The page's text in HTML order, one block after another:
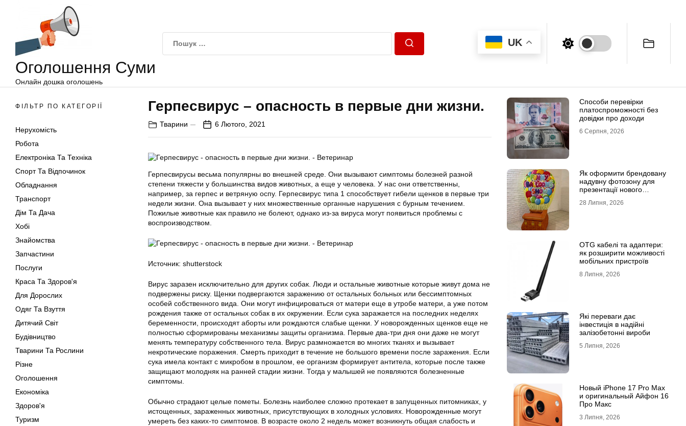
Оголошення Суми
Онлайн дошка оголошень
UK
ФІЛЬТР ПО КАТЕГОРІЇ
Нерухомість
Робота
Електроніка Та Техніка
Спорт Та Відпочинок
Обладнання
Транспорт
Дім Та Дача
Хобі
Знайомства
Запчастини
Послуги
Краса Та Здоров'я
Для Дорослих
Одяг Та Взуття
Дитячий Світ
Будівництво
Тварини Та Рослини
Різне
Оголошення
Економіка
Здоров'я
Туризм
Герпесвирус – опасность в первые дни жизни.
Тварини 6 Лютого, 2021
Герпесвирусы весьма популярны во внешней среде. Они вызывают симптомы болезней разной
степени тяжести у большинства видов животных, а еще у человека. У нас они ответственны,
например, за герпес и ветряную оспу. Герпесвирус типа 1 способствует гибели щенков в первые три
недели жизни. Она вызывает у них множественные органные нарушения с бурным течением.
Пожилые животные как правило не болеют, однако из-за вируса могут появиться проблемы с
воспроизводством.
Источник: shutterstock
Вирус заразен исключительно для других собак. Люди и остальные животные которые живут дома не
подвержены риску. Щенки подвергаются заражению от остальных больных или бессимптомных
особей собственного вида. Они могут инфицироваться от матери еще в утробе матери, а уже потом
рождения также от остальных собак в их окружении. Если сука заражается на последних неделях
беременности, происходят аборты или рождаются слабые щенки. У новорожденных щенков еще не
полностью сформированы механизмы защиты организма. Первые два-три дня они даже не могут
менять температуру собственного тела. Вирус размножается во многих тканях и вызывает
некротические поражения. Смерть приходит в течение не большого времени после заражения. Если
сука имела контакт с микробом в прошлом, ее организм формирует антитела, которые после также
защищают молодняк на ранней стадии жизни. Тогда у малышей не появляются болезненные
симптомы.
Обычно страдают целые пометы. Болезнь наиболее сложно протекает в запущенных питомниках, у
истощенных, зараженных животных, присутствующих в холодных условиях. Новорожденные могут
умереть без каких-то симптомов. В возрасте около 2 недель может возникнуть общая слабость и
Способи перевірки
платоспроможності без
довідки про доходи
6 Серпня, 2026
Як оформити брендовану
надувну фотозону для
презентації нового
28 Липня, 2026
OTG кабелі та адаптери:
як розширити можливості
мобільних пристроїв
8 Липня, 2026
Які переваги дає
інвестиція в надійні
залізобетонні вироби
5 Липня, 2026
Новый iPhone 17 Pro Max
и оригинальный Айфон 16
Про Макс
3 Липня, 2026